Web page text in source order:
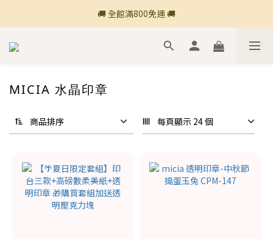
🚚 全館滿800免運 🚚
🚚 全館滿800免運 🚚
🍎 點三條橫線登入會員享購物點數回饋🍎
🚚 全館滿800免運 🚚
MICIA 水晶印章
商品排序 每頁顯示 24 個